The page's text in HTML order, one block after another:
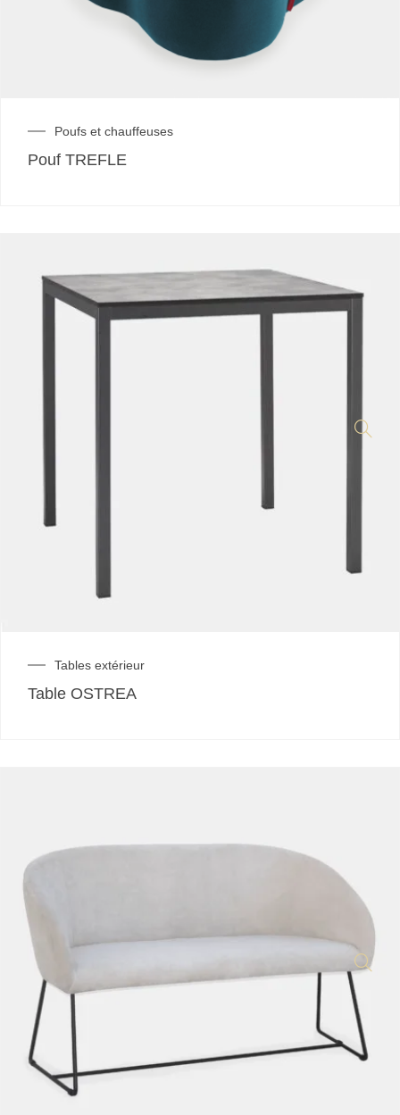
Poufs et chauffeuses
Pouf TREFLE
Tables extérieur
Table OSTREA